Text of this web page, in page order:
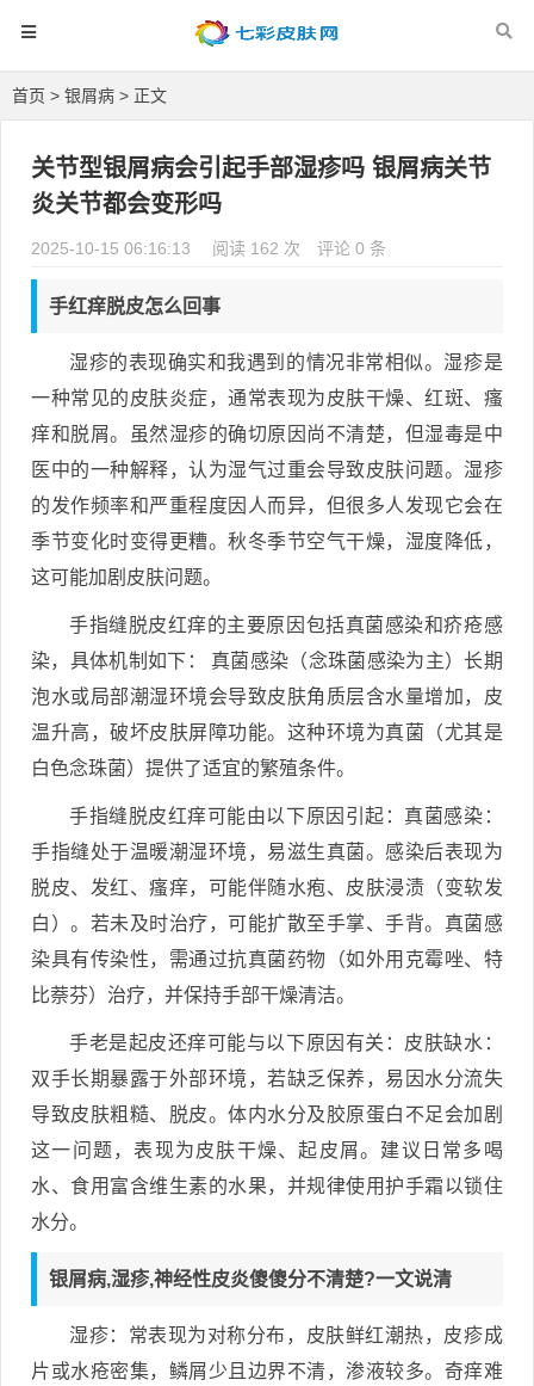
首页 > 银屑病 > 正文
关节型银屑病会引起手部湿疹吗 银屑病关节
炎关节都会变形吗
2025-10-15 06:16:13 阅读 162 次 评论 0 条
手红痒脱皮怎么回事
湿疹的表现确实和我遇到的情况非常相似。湿疹是
一种常见的皮肤炎症，通常表现为皮肤干燥、红斑、瘙
痒和脱屑。虽然湿疹的确切原因尚不清楚，但湿毒是中
医中的一种解释，认为湿气过重会导致皮肤问题。湿疹
的发作频率和严重程度因人而异，但很多人发现它会在
季节变化时变得更糟。秋冬季节空气干燥，湿度降低，
这可能加剧皮肤问题。
手指缝脱皮红痒的主要原因包括真菌感染和疥疮感
染，具体机制如下： 真菌感染（念珠菌感染为主）长期
泡水或局部潮湿环境会导致皮肤角质层含水量增加，皮
温升高，破坏皮肤屏障功能。这种环境为真菌（尤其是
白色念珠菌）提供了适宜的繁殖条件。
手指缝脱皮红痒可能由以下原因引起：真菌感染：
手指缝处于温暖潮湿环境，易滋生真菌。感染后表现为
脱皮、发红、瘙痒，可能伴随水疱、皮肤浸渍（变软发
白）。若未及时治疗，可能扩散至手掌、手背。真菌感
染具有传染性，需通过抗真菌药物（如外用克霉唑、特
比萘芬）治疗，并保持手部干燥清洁。
手老是起皮还痒可能与以下原因有关：皮肤缺水：
双手长期暴露于外部环境，若缺乏保养，易因水分流失
导致皮肤粗糙、脱皮。体内水分及胶原蛋白不足会加剧
这一问题，表现为皮肤干燥、起皮屑。建议日常多喝
水、食用富含维生素的水果，并规律使用护手霜以锁住
水分。
银屑病,湿疹,神经性皮炎傻傻分不清楚?一文说清
湿疹：常表现为对称分布，皮肤鲜红潮热，皮疹成
片或水疮密集，鳞屑少且边界不清，渗液较多。奇痒难